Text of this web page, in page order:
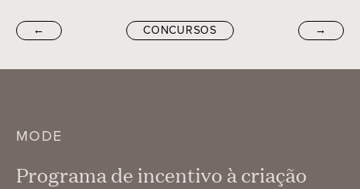
← CONCURSOS →
MODE
Programa de incentivo à criação